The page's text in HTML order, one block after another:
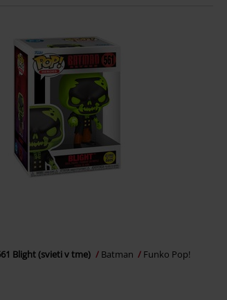
Blight (svieti v tme) Batman Funko Pop!